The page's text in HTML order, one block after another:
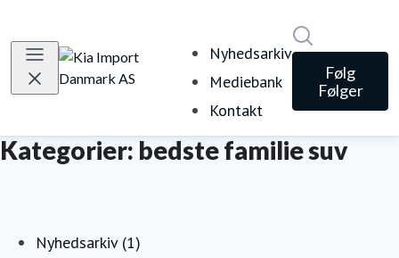
Nyhedsarkiv
Mediebank
Kontakt
Følg
Følger
Kategorier: bedste familie suv
Nyhedsarkiv (1)